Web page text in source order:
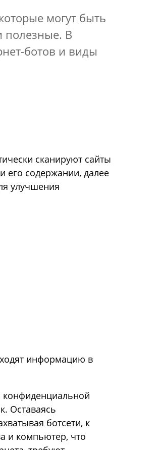
могут быть
полезные. В
ботов и виды
сканируют сайты
его содержании, далее
улучшения
информацию в
конфиденциальной
Оставаясь
ботсети, к
и компьютер, что